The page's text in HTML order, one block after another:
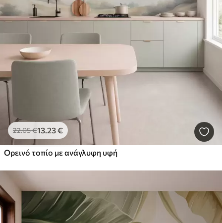
22.05€13 .23€
Ορεινό τοπίο με ανάγλυφη υφή